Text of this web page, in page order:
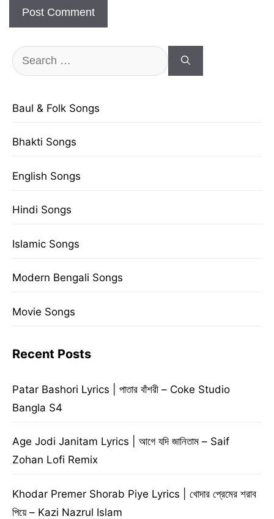
Search
for:
Baul & Folk Songs
Bhakti Songs
English Songs
Hindi Songs
Islamic Songs
Modern Bengali Songs
Movie Songs
Recent Posts
Patar Bashori Lyrics | পাতার বাঁশরী – Coke Studio
Bangla S4
Age Jodi Janitam Lyrics | আগে যদি জানিতাম – Saif
Zohan Lofi Remix
Khodar Premer Shorab Piye Lyrics | খোদার প্রেমের শরাব
পিয়ে – Kazi Nazrul Islam